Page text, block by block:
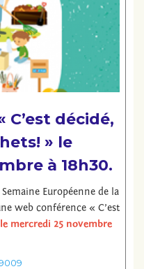
décidé,
» le
à 18h30.
Européenne de la
web conférence « C’est
le mercredi 25 novembre